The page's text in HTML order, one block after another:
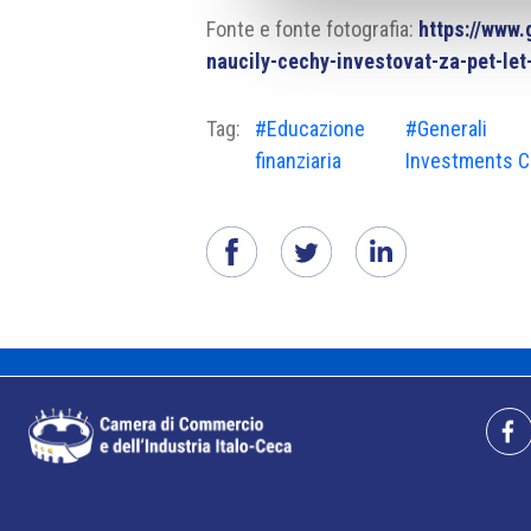
Fonte e fonte fotografia: https://
naucily-cechy-investovat-za-pet-
Tag:
#Educazione
finanziaria
#Generali
Investments